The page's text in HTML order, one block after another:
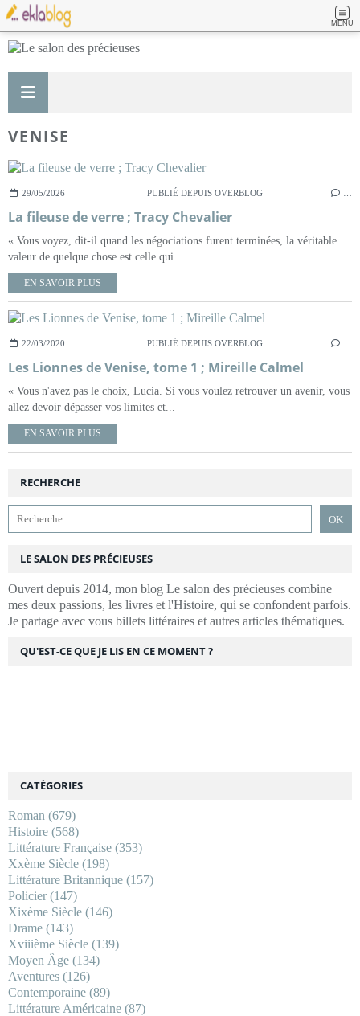
MENU
VENISE
29/05/2026 PUBLIÉ DEPUIS OVERBLOG
La fileuse de verre ; Tracy Chevalier
« Vous voyez, dit-il quand les négociations furent terminées, la véritable
valeur de quelque chose est celle qui...
EN SAVOIR PLUS
22/03/2020 PUBLIÉ DEPUIS OVERBLOG
Les Lionnes de Venise, tome 1 ; Mireille Calmel
« Vous n'avez pas le choix, Lucia. Si vous voulez retrouver un avenir, vous
allez devoir dépasser vos limites et...
EN SAVOIR PLUS
RECHERCHE
LE SALON DES PRÉCIEUSES
Ouvert depuis 2014, mon blog Le salon des précieuses combine
mes deux passions, les livres et l'Histoire, qui se confondent parfois.
Je partage avec vous billets littéraires et autres articles thématiques.
CATÉGORIES
Roman (679)
Histoire (568)
Littérature Française (353)
Xxème Siècle (198)
Littérature Britannique (157)
Policier(147)
Xixème Siècle (146)
Drame (143)
Xviiième Siècle (139)
Moyen Âge (134)
Aventures (126)
Contemporaine (89)
Littérature Américaine (87)
QU'EST-CE QUE JE LIS EN CE MOMENT ?